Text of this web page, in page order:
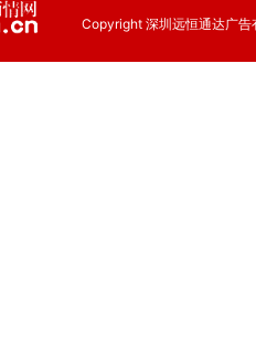
Copyright 深圳远恒通达广告